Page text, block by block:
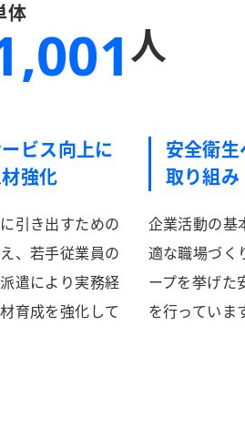
体
人
ビス向上に
強化
引き出すための
、若手従業員の
遣により実務経
育成を強化して
安全衛生
取り組み
企業活動の基
適な職場づく
ープを挙げた
を行っていま